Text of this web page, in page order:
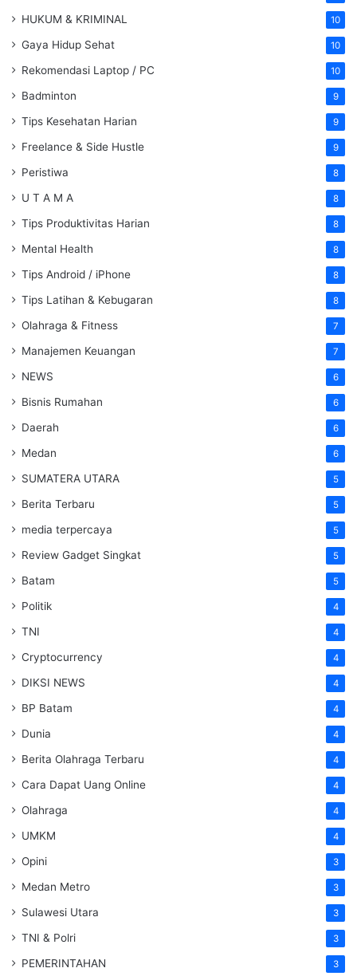
HUKUM & KRIMINAL 10
Gaya Hidup Sehat 10
Rekomendasi Laptop / PC 10
Badminton 9
Tips Kesehatan Harian 9
Freelance & Side Hustle 9
Peristiwa 8
U T A M A 8
Tips Produktivitas Harian 8
Mental Health 8
Tips Android / iPhone 8
Tips Latihan & Kebugaran 8
Olahraga & Fitness 7
Manajemen Keuangan 7
NEWS 6
Bisnis Rumahan 6
Daerah 6
Medan 6
SUMATERA UTARA 5
Berita Terbaru 5
media terpercaya 5
Review Gadget Singkat 5
Batam 5
Politik 4
TNI 4
Cryptocurrency 4
DIKSI NEWS 4
BP Batam 4
Dunia 4
Berita Olahraga Terbaru 4
Cara Dapat Uang Online 4
Olahraga 4
UMKM 4
Opini 3
Medan Metro 3
Sulawesi Utara 3
TNI & Polri 3
PEMERINTAHAN 3